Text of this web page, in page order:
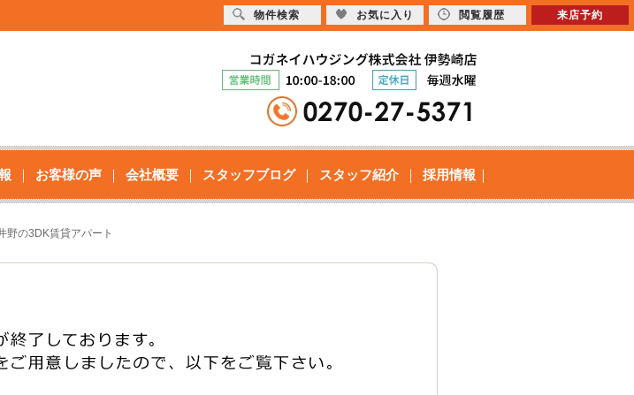
お客様の声 会社概要 スタッフブログ スタッフ紹介 採用情報
野の3DK賃貸アパート
物件検索 お気に入り 閲覧履歴 来店予約